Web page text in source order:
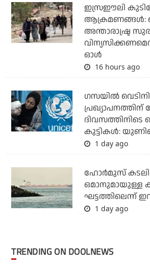
ഇസ്രഈലി
ആക്രമണങ്ങള്‍:
അന്താരാഷ്ട്ര
ഓള്‍
16 hours ago
ഗസയില്‍
പ്രഖ്യാപനത്തിന്
ദിവസത്തിനിടെ
കുട്ടികള്‍:
1 day ago
ഹോര്‍മുസ്
ഒമാനുമായുള്ള
ഘട്ടത്തിലെന്ന്
1 day ago
TRENDING ON DOOLNEWS